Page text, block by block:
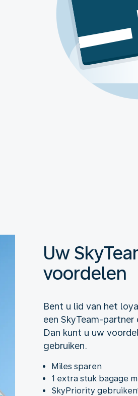
Uw
voordelen
Bent u lid van het
een SkyTeam-
Dan kunt u uw
gebruiken.
Miles sparen
1 extra stuk bagage
SkyPriority